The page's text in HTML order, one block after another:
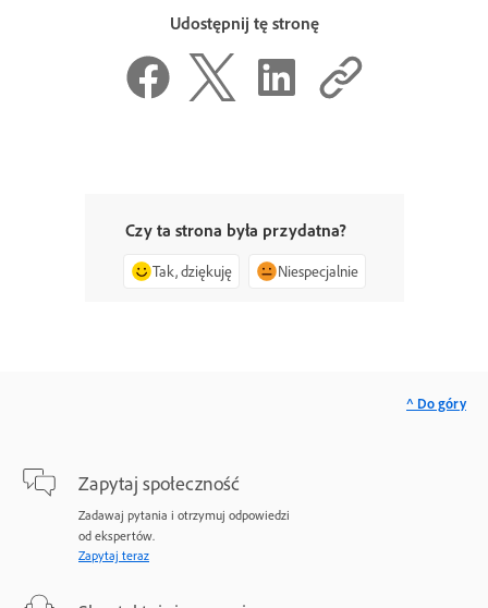
Udostępnij tę stronę
Czy ta strona była przydatna?
Tak, dziękuję Niespecjalnie
Zapytaj społeczność
Zadawaj pytania i otrzymuj odpowiedzi
od ekspertów.
Zapytaj teraz
^ Do góry